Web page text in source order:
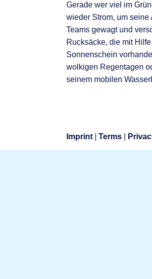
Gerade wer viel im
wieder Strom, um
Teams gewagt und
Rucksäcke, die mit
Sonnenschein
wolkigen Regentagen
seinem mobilen
Imprint |Terms